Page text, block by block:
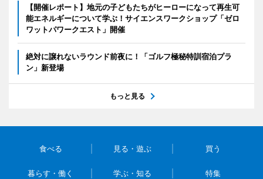
【開催レポート】地元の子どもたちがヒーローになって再生可
能エネルギーについて学ぶ！サイエンスワークショップ「ゼロ
ワットパワークエスト」開催
絶対に譲れないラウンド前夜に！「ゴルフ極秘特訓宿泊プラ
ン」新登場
もっと見る
食べる 見る・遊ぶ 買う
暮らす・働く 学ぶ・知る 特集